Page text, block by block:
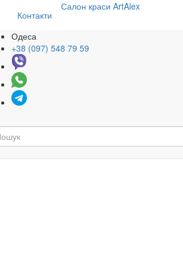
Контакти
Салон краси ArtAlex
Одеса
+38 (097) 548 79 59